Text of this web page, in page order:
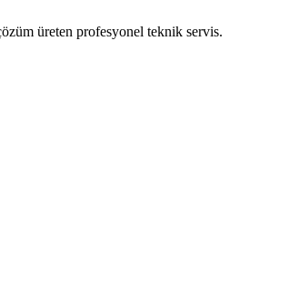
üreten profesyonel teknik servis.